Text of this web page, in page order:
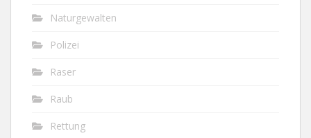
Naturgewalten
Polizei
Raser
Raub
Rettung